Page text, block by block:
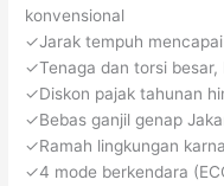
konvensional
✓Jarak tempuh
✓Tenaga dan torsi besar,
✓Diskon pajak tahunan
✓Bebas ganjil genap
✓Ramah lingkungan
✓4 mode berkendara